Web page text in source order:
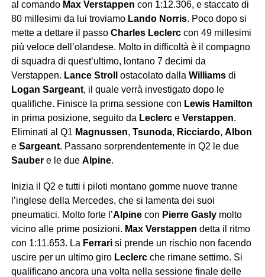
al comando Max Verstappen con 1:12.306, e staccato di
80 millesimi da lui troviamo Lando Norris. Poco dopo si
mette a dettare il passo Charles Leclerccon 49 millesimi
più veloce dell’olandese. Molto in difficoltà è il compagno
di squadra di quest’ultimo, lontano 7 decimi da
Verstappen. Lance Stroll ostacolato dalla Williams di
Logan Sargeant, il quale verrà investigato dopo le
qualifiche. Finisce la prima sessione con Lewis Hamilton
in prima posizione, seguito da Leclerc e Verstappen.
Eliminati al Q1 Magnussen, Tsunoda, Ricciardo, Albon
e Sargeant. Passano sorprendentemente in Q2 le due
Sauber e le due Alpine.
Inizia il Q2 e tutti i piloti montano gomme nuove tranne
l’inglese della Mercedes, che si lamenta dei suoi
pneumatici. Molto forte l’Alpine con Pierre Gaslymolto
vicino alle prime posizioni. Max Verstappen detta il ritmo
con 1:11.653. La Ferrarisi prende un rischio non facendo
uscire per un ultimo giro Leclerc che rimane settimo. Si
qualificano ancora una volta nella sessione finale delle